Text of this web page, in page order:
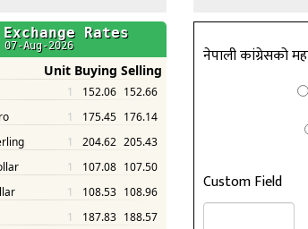
नेपाली कांग्रेसको
Custom Field